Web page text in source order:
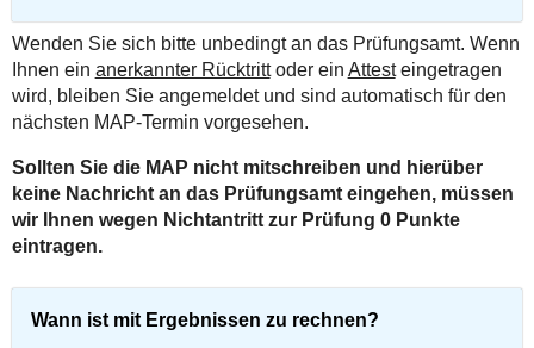
Wenden Sie sich bitte unbedingt an das Prüfungsamt. Wenn
Ihnen ein anerkannter Rücktrittoder ein Attesteingetragen
wird, bleiben Sie angemeldet und sind automatisch für den
nächsten MAP-Termin vorgesehen.
Sollten Sie die MAP nicht mitschreiben und hierüber
keine Nachricht an das Prüfungsamt eingehen, müssen
wir Ihnen wegen Nichtantritt zur Prüfung 0 Punkte
eintragen.
Wann ist mit Ergebnissen zu rechnen?